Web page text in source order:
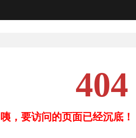
404
咦，要访问的页面已经沉底！